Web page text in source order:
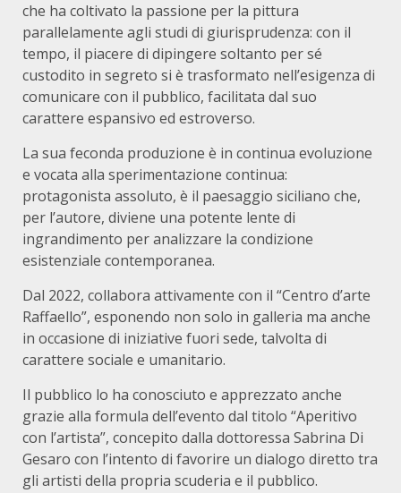
che ha coltivato la passione per la pittura
parallelamente agli studi di giurisprudenza: con il
tempo, il piacere di dipingere soltanto per sé
custodito in segreto si è trasformato nell’esigenza di
comunicare con il pubblico, facilitata dal suo
carattere espansivo ed estroverso.
La sua feconda produzione è in continua evoluzione
e vocata alla sperimentazione continua:
protagonista assoluto, è il paesaggio siciliano che,
per l’autore, diviene una potente lente di
ingrandimento per analizzare la condizione
esistenziale contemporanea.
Dal 2022, collabora attivamente con il “Centro d’arte
Raffaello”, esponendo non solo in galleria ma anche
in occasione di iniziative fuori sede, talvolta di
carattere sociale e umanitario.
Il pubblico lo ha conosciuto e apprezzato anche
grazie alla formula dell’evento dal titolo “Aperitivo
con l’artista”, concepito dalla dottoressa Sabrina Di
Gesaro con l’intento di favorire un dialogo diretto tra
gli artisti della propria scuderia e il pubblico.